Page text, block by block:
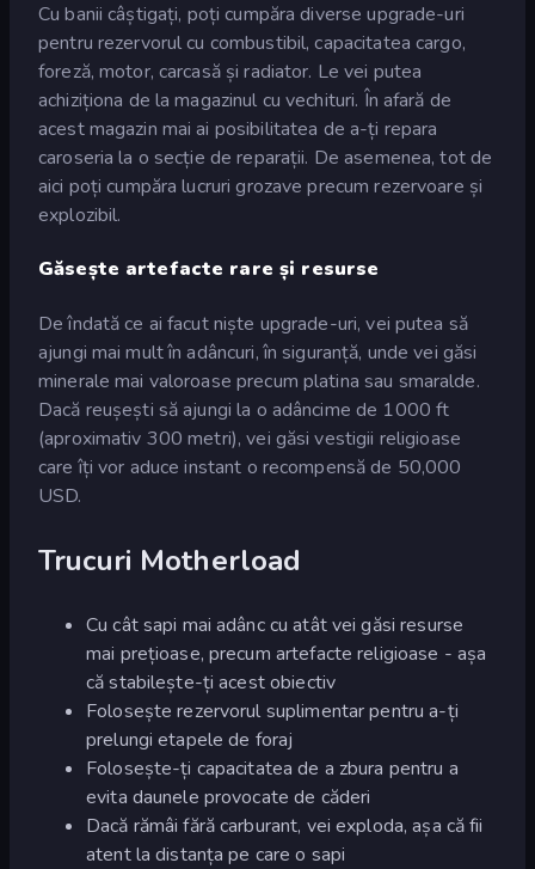
Cu banii câștigați, poți cumpăra diverse upgrade-uri
pentru rezervorul cu combustibil, capacitatea cargo,
foreză, motor, carcasă și radiator. Le vei putea
achiziționa de la magazinul cu vechituri. În afară de
acest magazin mai ai posibilitatea de a-ți repara
caroseria la o secție de reparații. De asemenea, tot de
aici poți cumpăra lucruri grozave precum rezervoare și
explozibil.
Găsește artefacte rare și resurse
De îndată ce ai facut niște upgrade-uri, vei putea să
ajungi mai mult în adâncuri, în siguranță, unde vei găsi
minerale mai valoroase precum platina sau smaralde.
Dacă reușești să ajungi la o adâncime de 1000 ft
(aproximativ 300 metri), vei găsi vestigii religioase
care îți vor aduce instant o recompensă de 50,000
USD.
Trucuri Motherload
Cu cât sapi mai adânc cu atât vei găsi resurse
mai prețioase, precum artefacte religioase - așa
că stabilește-ți acest obiectiv
Folosește rezervorul suplimentar pentru a-ți
prelungi etapele de foraj
Folosește-ți capacitatea de a zbura pentru a
evita daunele provocate de căderi
Dacă rămâi fără carburant, vei exploda, așa că fii
atent la distanța pe care o sapi